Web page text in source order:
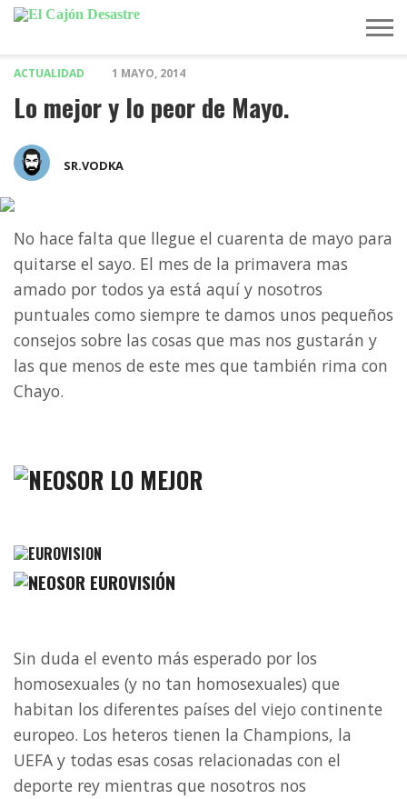
ACTUALIDAD 1 MAYO, 2014
Lo mejor y lo peor de Mayo.
SR.VODKA
No hace falta que llegue el cuarenta de mayo para
quitarse el sayo. El mes de la primavera mas
amado por todos ya está aquí y nosotros
puntuales como siempre te damos unos pequeños
consejos sobre las cosas que mas nos gustarán y
las que menos de este mes que también rima con
Chayo.
LO MEJOR
EUROVISIÓN
Sin duda el evento más esperado por los
homosexuales (y no tan homosexuales) que
habitan los diferentes países del viejo continente
europeo. Los heteros tienen la Champions, la
UEFA y todas esas cosas relacionadas con el
deporte rey mientras que nosotros nos